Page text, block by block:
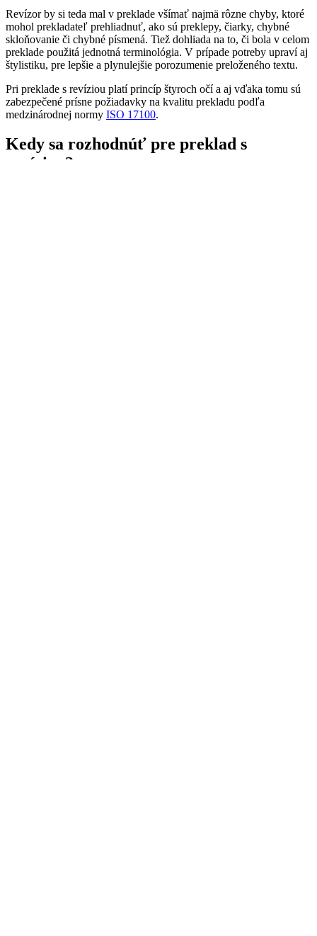
Revízor by si teda mal v preklade všímať najmä rôzne chyby, ktoré
mohol prekladateľ prehliadnuť, ako sú preklepy, čiarky, chybné
skloňovanie či chybné písmená. Tiež dohliada na to, či bola v celom
preklade použitá jednotná terminológia. V prípade potreby upraví aj
štylistiku, pre lepšie a plynulejšie porozumenie preloženého textu.
Pri preklade s revíziou platí princíp štyroch očí a aj vďaka tomu sú
zabezpečené prísne požiadavky na kvalitu prekladu podľa
medzinárodnej normy ISO 17100.
Kedy sa rozhodnúť pre preklad s
revíziou?